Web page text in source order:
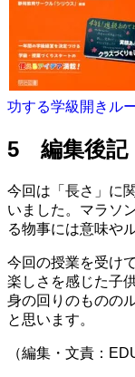
功する学級開きル
5 編集後記
今回は「長さ」に
いました。マラソ
る物事には意味や
今回の授業を受け
楽しさを感じた子
身の回りのものの
と思います。
（編集・文責：